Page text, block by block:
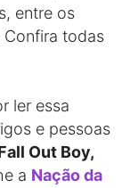
entre os
todas
ler essa
e pessoas
Out Boy,
a Nação da